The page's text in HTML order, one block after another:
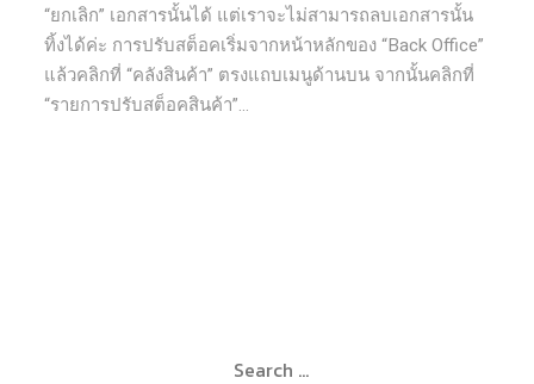
“ยกเลิก” เอกสารนั้นได้ แต่เราจะไม่สามารถลบเอกสารนั้น
ทิ้งได้ค่ะ การปรับสต็อคเริ่มจากหน้าหลักของ “Back Office”
แล้วคลิกที่ “คลังสินค้า” ตรงแถบเมนูด้านบน จากนั้นคลิกที่
“รายการปรับสต็อคสินค้า”...